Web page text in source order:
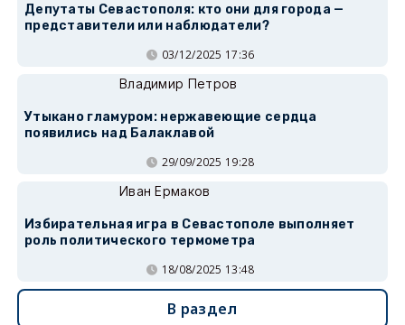
Депутаты Севастополя: кто они для города —
представители или наблюдатели?
03/12/2025 17:36
Владимир Петров
Утыкано гламуром: нержавеющие сердца
появились над Балаклавой
29/09/2025 19:28
Иван Ермаков
Избирательная игра в Севастополе выполняет
роль политического термометра
18/08/2025 13:48
В раздел